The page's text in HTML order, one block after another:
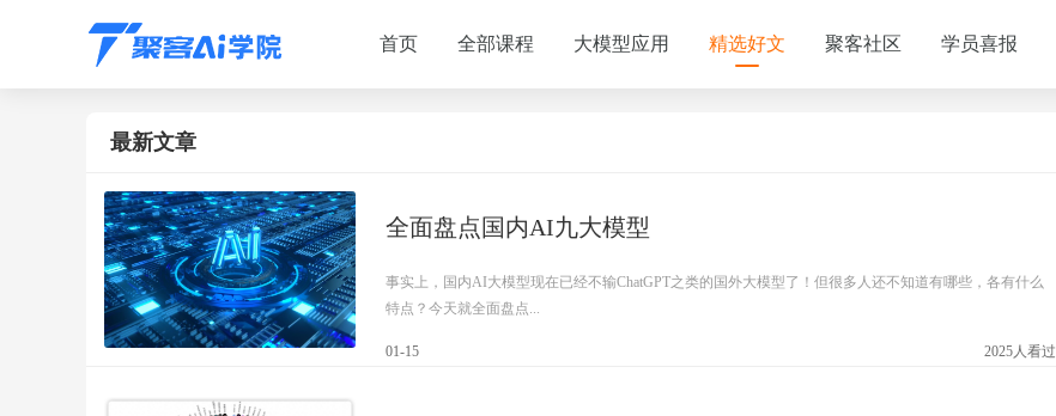
首页 全部课程 大模型应用 精选好文 聚客社区 学员喜报
最新文章
全面盘点国内AI九大模型
事实上，国内AI大模型现在已经不输ChatGPT之类的国外大模型了！但很多人还不知道有哪些，各有什么
特点？今天就全面盘点...
01-15 2025人看过